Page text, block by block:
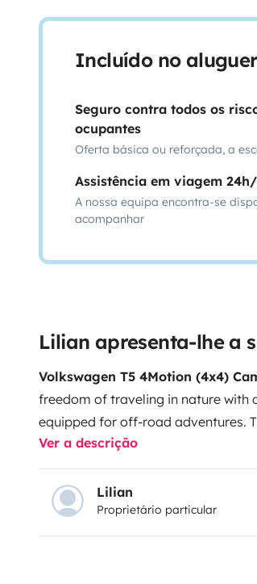
Incluído no
Seguro contra todos os
ocupantes
Oferta básica ou reforçada, a
Assistência em viagem
A nossa equipa encontra-se
acompanhar
Lilian apresenta-lhe a
Volkswagen T5 4Motion (4x4)
freedom of traveling in nature with
equipped for off-road adventures.
engine with 130 horsepower, is
Features:FeatureDescription
cylinder, 130 horsepowerAll-Wheel
Amenities:EquipmentDescription
Stationary HeatingKeeps the
Ver a descrição
Lilian
Proprietário particular